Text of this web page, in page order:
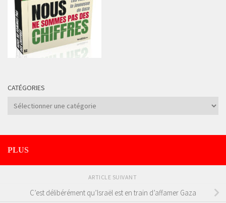
CATÉGORIES
Catégories
PLUS
ARTICLE SUIVANT
C’est délibérément qu’Israël est en train d’affamer Gaza